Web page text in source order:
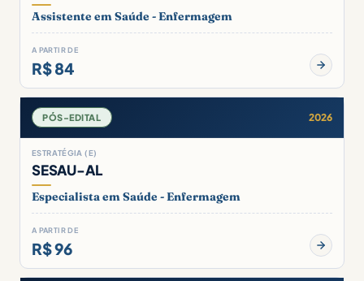
Assistente em Saúde - Enfermagem
A PARTIR DE
R$ 84
PÓS-EDITAL 2026
ESTRATÉGIA (E)
SESAU-AL
Especialista em Saúde - Enfermagem
A PARTIR DE
R$ 96